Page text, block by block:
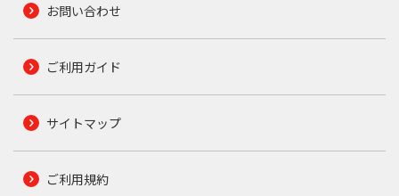
お問い合わせ
ご利用ガイド
サイトマップ
ご利用規約